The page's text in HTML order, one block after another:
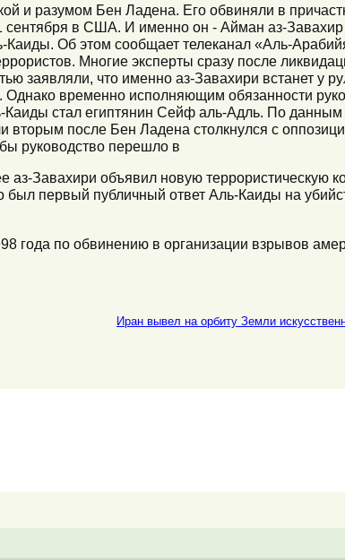
и разумом Бен Ладена. Его обвиняли в
сентября в США. И именно он - Айман аз-Завахир
Об этом сообщает телеканал «Аль-
Многие эксперты сразу после
заявляли, что именно аз-Завахири встанет у
Однако временно исполняющим обязанности
Каиды стал египтянин Сейф аль-Адль. По данным
после Бен Ладена столкнулся с
руководство перешло в
аз-Завахири объявил новую террористическую
первый публичный ответ Аль-Каиды на
года по обвинению в организации взрывов
Иран вывел на орбиту Земли